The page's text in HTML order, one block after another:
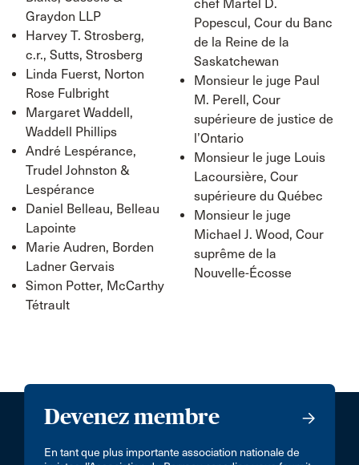
Graydon LLP
Harvey T. Strosberg,
c.r., Sutts, Strosberg
Linda Fuerst, Norton
Rose Fulbright
Margaret Waddell,
Waddell Phillips
André Lespérance,
Trudel Johnston &
Lespérance
Daniel Belleau, Belleau
Lapointe
Marie Audren, Borden
Ladner Gervais
Simon Potter, McCarthy
Tétrault
chef Martel D.
Popescul, Cour du Banc
de la Reine de la
Saskatchewan
Monsieur le juge Paul
M. Perell, Cour
supérieure de justice de
l’Ontario
Monsieur le juge Louis
Lacoursière, Cour
supérieure du Québec
Monsieur le juge
Michael J. Wood, Cour
suprême de la
Nouvelle-Écosse​
Devenez membre
En tant que plus importante association nationale de